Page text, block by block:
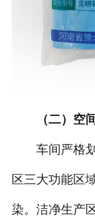
（二）空
车间严格划
区三大功能区
染。洁净生产